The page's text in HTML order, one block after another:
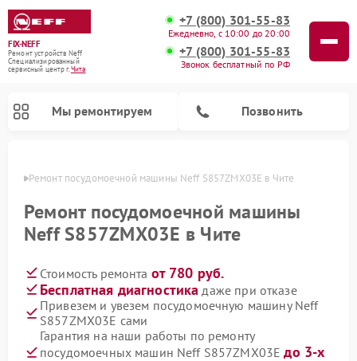
FIX-NEFF
Ремонт устройств Neff
Специализированный
cервисный центр г.Чита
+7 (800) 301-55-83
Ежедневно, с 10:00 до 20:00
+7 (800) 301-55-83
Звонок бесплатный по РФ
Мы ремонтируем Позвонить
Ремонт посудомоечной машины Neff S857ZMX03E в Чите
Ремонт посудомоечной машины
Neff S857ZMX03E в Чите
Стоимость ремонта от 780 руб.
Бесплатная диагностика даже при отказе
Привезем и увезем посудомоечную машину Neff
S857ZMX03E сами
Гарантия на наши работы по ремонту
посудомоечных машин Neff S857ZMX03Eдо 3-х